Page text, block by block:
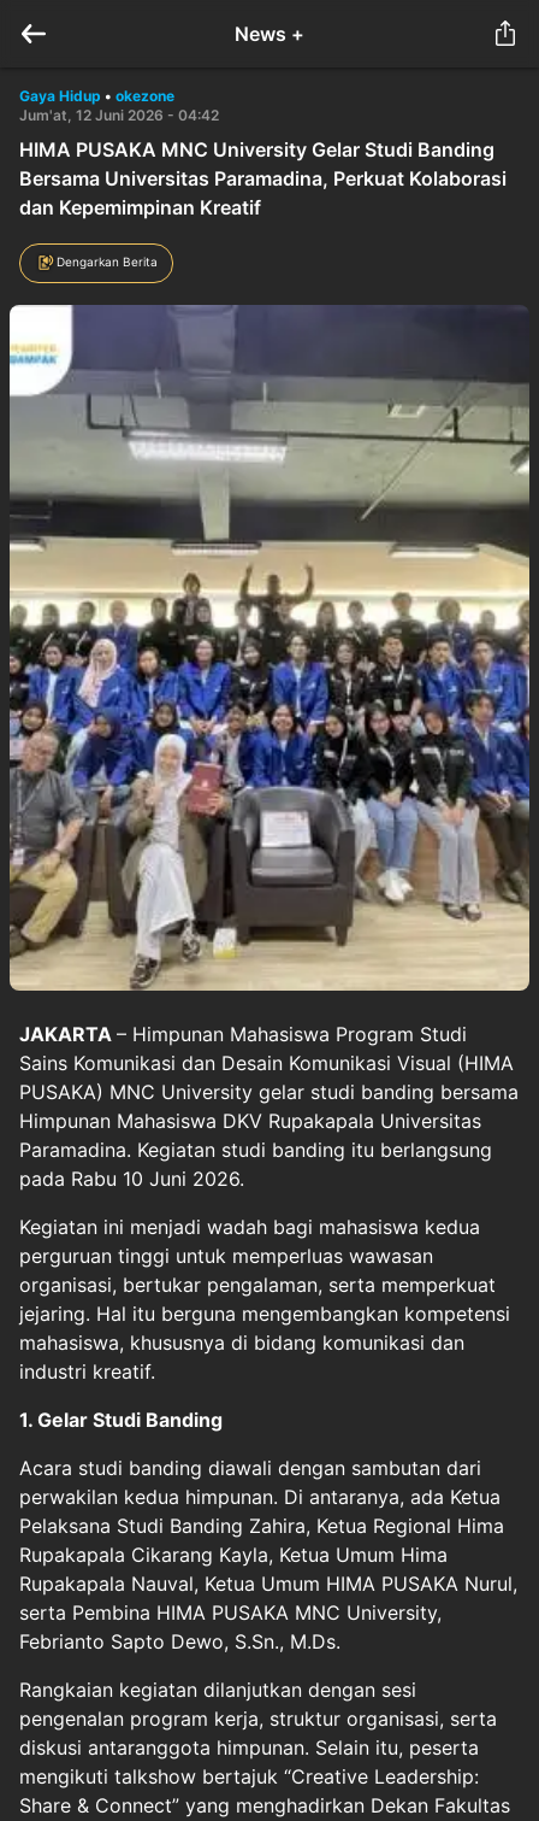
News +
Gaya Hidup • okezone
Jum'at, 12 Juni 2026 - 04:42
HIMA PUSAKA MNC University Gelar Studi Banding
Bersama Universitas Paramadina, Perkuat Kolaborasi
dan Kepemimpinan Kreatif
Dengarkan Berita
JAKARTA – Himpunan Mahasiswa Program Studi
Sains Komunikasi dan Desain Komunikasi Visual (HIMA
PUSAKA) MNC University gelar studi banding bersama
Himpunan Mahasiswa DKV Rupakapala Universitas
Paramadina. Kegiatan studi banding itu berlangsung
pada Rabu 10 Juni 2026.
Kegiatan ini menjadi wadah bagi mahasiswa kedua
perguruan tinggi untuk memperluas wawasan
organisasi, bertukar pengalaman, serta memperkuat
jejaring. Hal itu berguna mengembangkan kompetensi
mahasiswa, khususnya di bidang komunikasi dan
industri kreatif.
1. Gelar Studi Banding
Acara studi banding diawali dengan sambutan dari
perwakilan kedua himpunan. Di antaranya, ada Ketua
Pelaksana Studi Banding Zahira, Ketua Regional Hima
Rupakapala Cikarang Kayla, Ketua Umum Hima
Rupakapala Nauval, Ketua Umum HIMA PUSAKA Nurul,
serta Pembina HIMA PUSAKA MNC University,
Febrianto Sapto Dewo, S.Sn., M.Ds.
Rangkaian kegiatan dilanjutkan dengan sesi
pengenalan program kerja, struktur organisasi, serta
diskusi antaranggota himpunan. Selain itu, peserta
mengikuti talkshow bertajuk “Creative Leadership:
Share & Connect” yang menghadirkan Dekan Fakultas